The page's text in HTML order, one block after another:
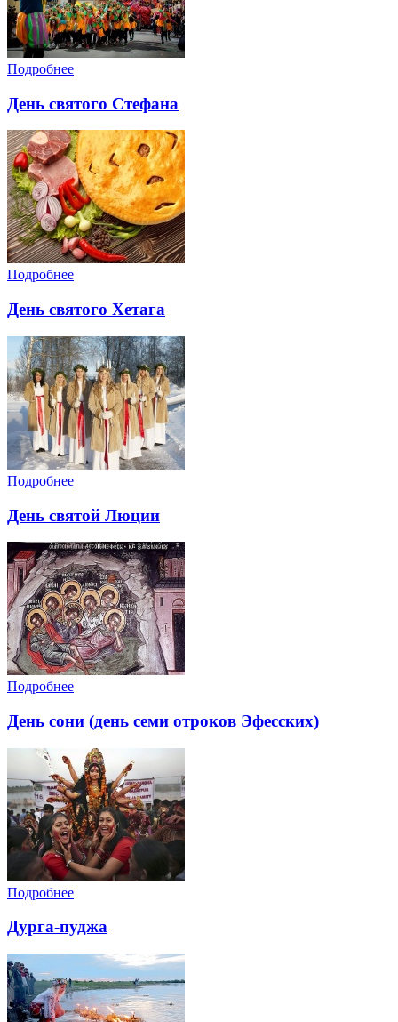
Подробнее
День святого Стефана
Подробнее
День святого Хетага
Подробнее
День святой Люции
Подробнее
День сони (день семи отроков Эфесских)
Подробнее
Дурга-пуджа